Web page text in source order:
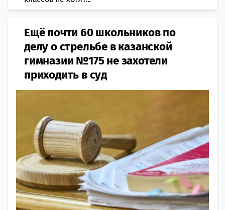
Ещё почти 60 школьников по
делу о стрельбе в казанской
гимназии №175 не захотели
приходить в суд